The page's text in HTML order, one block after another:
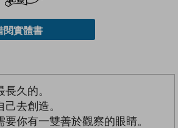
閱實體書
長久的。
去創造。
你有一雙善於觀察的眼睛。